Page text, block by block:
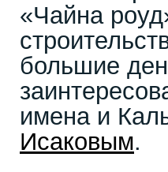
«Чайна
большие
имена и
Исаковым.